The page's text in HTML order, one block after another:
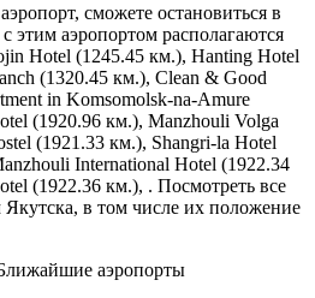
сможете остановиться в
этим аэропортом располагаются
Hotel (1245.45 км.), Hanting Hotel
(1320.45 км.), Clean & Good
in Komsomolsk-na-Amure
(1920.96 км.), Manzhouli Volga
(1921.33 км.), Shangri-la Hotel
International Hotel (1922.34
(1922.36 км.), . Посмотреть все
Якутска, в том числе их положение
аэропорты